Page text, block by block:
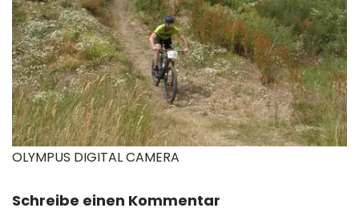
OLYMPUS DIGITAL CAMERA
Schreibe einen Kommentar